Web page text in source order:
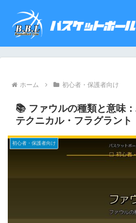
ホーム 初心者・保護者向け
📚 ファウルの種類と意味
テクニカル・フラグラント
初心者・保護者向け